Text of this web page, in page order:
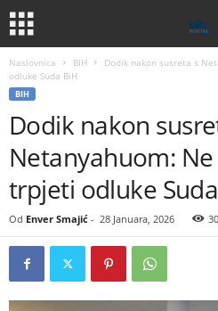
Naslovnica BIH
Dodik nakon susreta s
odluke Suda BiH
BIH
Dodik nakon
Netanyahuom:
trpjeti odluke
Od Enver Smajić - 28 Januara, 2026